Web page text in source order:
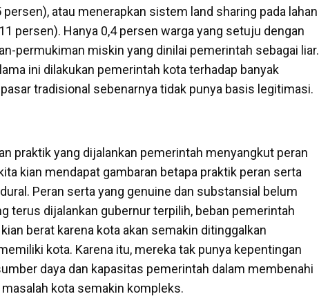
atau menerapkan sistem land sharing pada lahan
persen). Hanya 0,4 persen warga yang setuju dengan
permukiman miskin yang dinilai pemerintah sebagai liar.
ini dilakukan pemerintah kota terhadap banyak
tradisional sebenarnya tidak punya basis legitimasi.
praktik yang dijalankan pemerintah menyangkut peran
kian mendapat gambaran betapa praktik peran serta
Peran serta yang genuine dan substansial belum
terus dijalankan gubernur terpilih, beban pemerintah
berat karena kota akan semakin ditinggalkan
kota. Karena itu, mereka tak punya kepentingan
daya dan kapasitas pemerintah dalam membenahi
kota semakin kompleks.